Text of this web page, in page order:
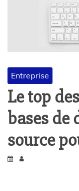
Entreprise
Le top
bases de
source